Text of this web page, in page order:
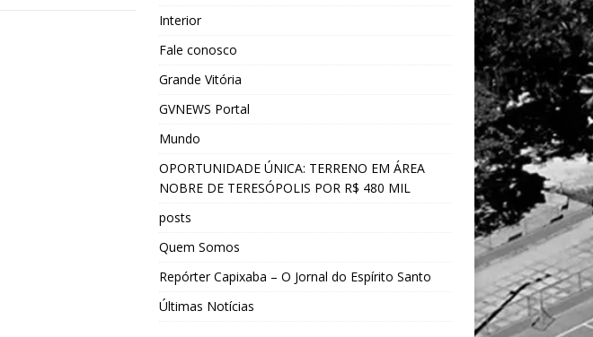
Interior
Fale conosco
Grande Vitória
GVNEWS Portal
Mundo
OPORTUNIDADE ÚNICA: TERRENO EM ÁREA
NOBRE DE TERESÓPOLIS POR R$ 480 MIL
posts
Quem Somos
Repórter Capixaba – O Jornal do Espírito Santo
Últimas Notícias